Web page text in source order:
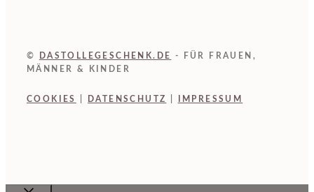
© DASTOLLEGESCHENK.DE
- FÜR FRAUEN,
MÄNNER & KINDER
COOKIES DATENSCHUTZ IMPRESSUM